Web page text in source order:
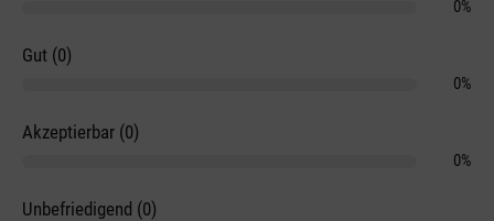
0%
Gut (0)
0%
Akzeptierbar (0)
0%
Unbefriedigend (0)